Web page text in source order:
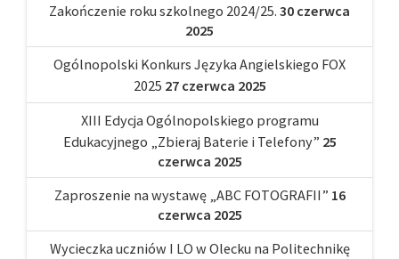
Zakończenie roku szkolnego 2024/25. 30 czerwca
2025
Ogólnopolski Konkurs Języka Angielskiego FOX
2025 27 czerwca 2025
XIII Edycja Ogólnopolskiego programu
Edukacyjnego „Zbieraj Baterie i Telefony” 25
czerwca 2025
Zaproszenie na wystawę „ABC FOTOGRAFII” 16
czerwca 2025
Wycieczka uczniów I LO w Olecku na Politechnikę